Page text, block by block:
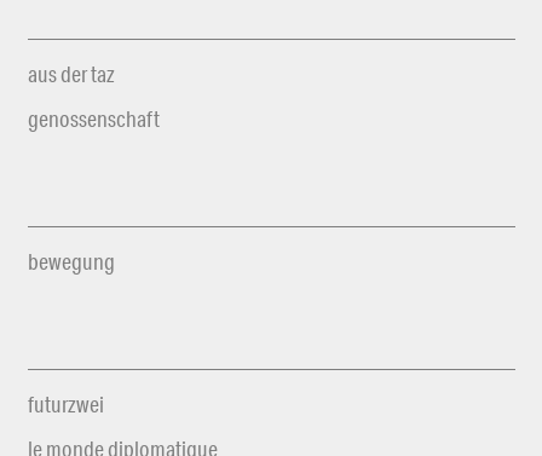
aus der taz
genossenschaft
bewegung
futurzwei
le monde diplomatique